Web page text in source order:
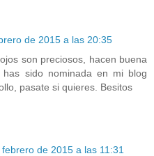
de 2015 a las 20:35
son preciosos, hacen buena
has sido nominada en mi blog
pasate si quieres. Besitos
de 2015 a las 11:31